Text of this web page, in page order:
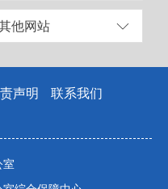
他网站
声明
联系我们
室